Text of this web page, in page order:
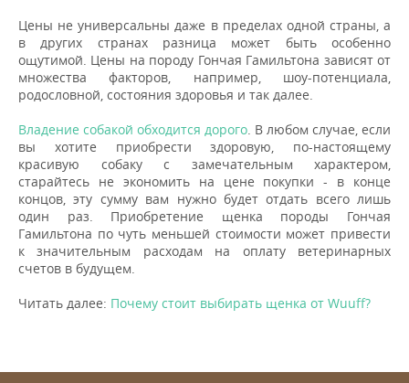
Цены не универсальны даже в пределах одной страны, а
в других странах разница может быть особенно
ощутимой. Цены на породу Гончая Гамильтона зависят от
множества факторов, например, шоу-потенциала,
родословной, состояния здоровья и так далее.
Владение собакой обходится дорого . В любом случае, если
вы хотите приобрести здоровую, по-настоящему
красивую собаку с замечательным характером,
старайтесь не экономить на цене покупки - в конце
концов, эту сумму вам нужно будет отдать всего лишь
один раз. Приобретение щенка породы Гончая
Гамильтона по чуть меньшей стоимости может привести
к значительным расходам на оплату ветеринарных
счетов в будущем.
Читать далее: Почему стоит выбирать щенка от Wuuff?